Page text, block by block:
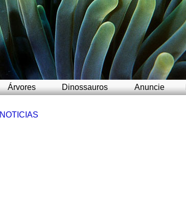
Árvores Dinossauros Anuncie
NOTICIAS